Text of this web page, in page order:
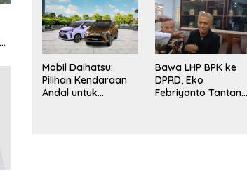
DPR RI atas
Fasilitasi
Penyelesaian
Perselisihan
Ekosistem Laut
Lebih Terintegrasi
Mobil Daihatsu:
Pilihan Kendaraan
Andal untuk
Bawa LHP BPK ke
DPRD, Eko
Febriyanto Tantang